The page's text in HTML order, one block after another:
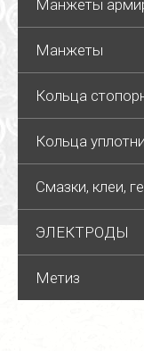
Манжеты
Манжеты
Кольца
Кольца
Смазки, клеи,
ЭЛЕКТРОДЫ
Метиз